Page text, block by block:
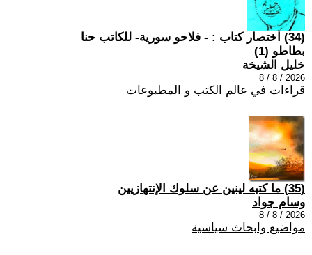
(34) اختصار كتاب : - فلاحو سورية- للكاتب حنا
بطاطو (1)
خليل الشيخة
2026 / 8 / 8
قراءات في عالم الكتب و المطبوعات
(35) ما كتبه لينين عن سلوك الإنتهازيين
وسام جواد
2026 / 8 / 8
مواضيع وابحاث سياسية